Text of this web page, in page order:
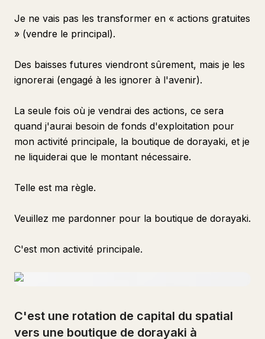
Je ne vais pas les transformer en « actions gratuites
» (vendre le principal).
Des baisses futures viendront sûrement, mais je les
ignorerai (engagé à les ignorer à l'avenir).
La seule fois où je vendrai des actions, ce sera
quand j'aurai besoin de fonds d'exploitation pour
mon activité principale, la boutique de dorayaki, et je
ne liquiderai que le montant nécessaire.
Telle est ma règle.
Veuillez me pardonner pour la boutique de dorayaki.
C'est mon activité principale.
C'est une rotation de capital du spatial
vers une boutique de dorayaki à